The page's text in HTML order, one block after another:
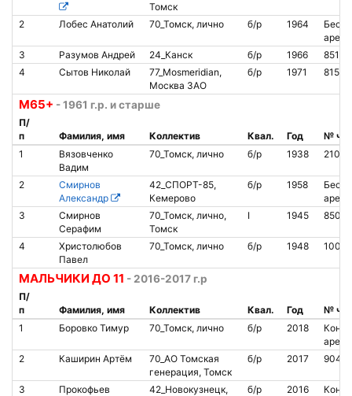
Томск
2 Лобес Анатолий 70_Томск, лично б/р 1964
3
Разумов Андрей 24_Канск б/р 1966
4
Сытов Николай
77_Mosmeridian,
Москва ЗАО
б/р 1971
М65+ - 1961 г.р. и старше
П/
п
Фамилия, имя Коллектив Квал. Год
№
1
Вязовченко
Вадим
70_Томск, лично б/р 1938
2
Смирнов
Александр
42_СПОРТ-85,
Кемерово
б/р 1958
3
Смирнов
Серафим
70_Томск, лично,
Томск
I 1945
4
Христолюбов
Павел
70_Томск, лично б/р 1948
МАЛЬЧИКИ ДО 11 - 2016-2017 г.р
П/
п
Фамилия, имя Коллектив Квал. Год
№
1
Боровко Тимур 70_Томск, лично б/р 2018
2
Каширин Артём
70_АО Томская
генерация, Томск
б/р 2017
3
Прокофьев
42_Новокузнецк,
б/р 2016